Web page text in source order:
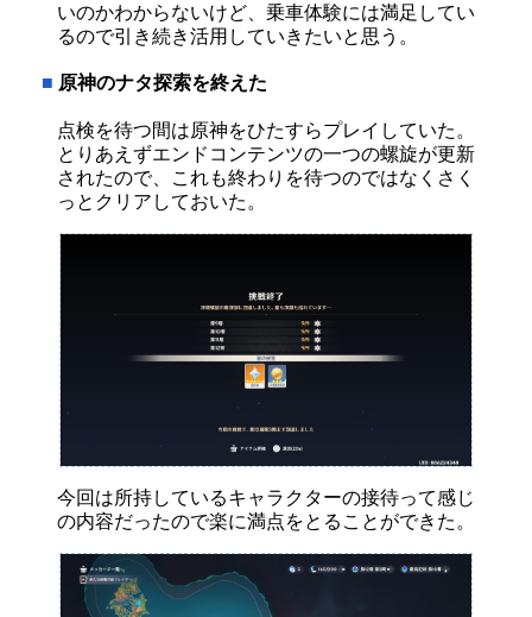
いのかわからないけど、乗車体験には満足してい
るので引き続き活用していきたいと思う。
■ 原神のナタ探索を終えた
点検を待つ間は原神をひたすらプレイしていた。
とりあえずエンドコンテンツの一つの螺旋が更新
されたので、これも終わりを待つのではなくさく
っとクリアしておいた。
今回は所持しているキャラクターの接待って感じ
の内容だったので楽に満点をとることができた。